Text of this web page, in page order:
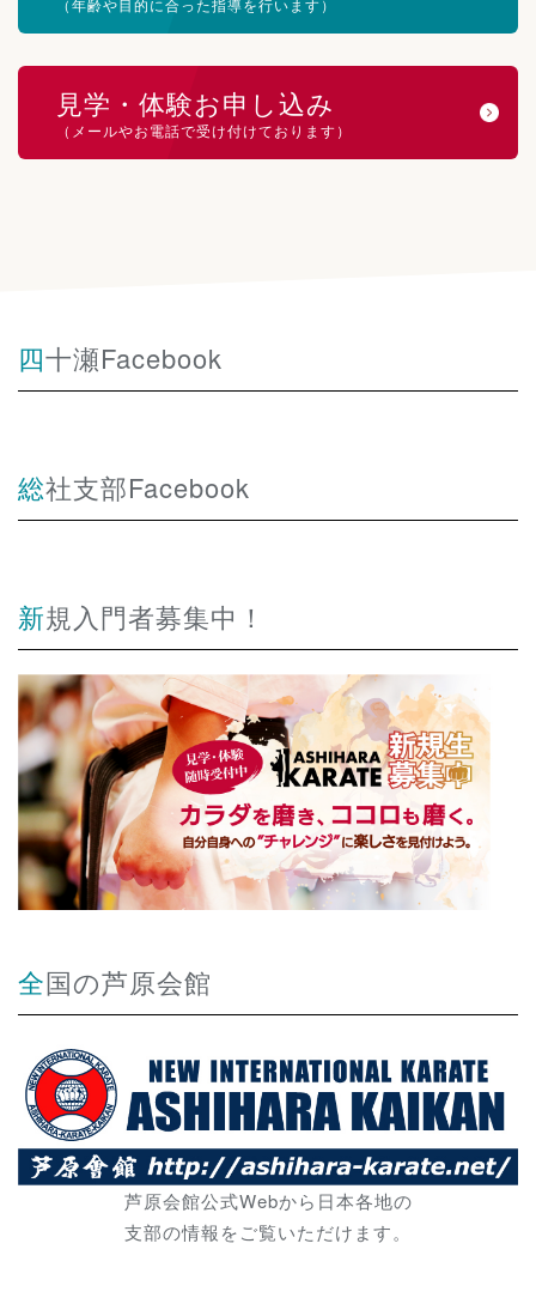
（年齢や目的に合った指導を行います）
見学・体験お申し込み
（メールやお電話で受け付けております）
四十瀬Facebook
総社支部Facebook
新規入門者募集中！
全国の芦原会館
芦原会館公式Webから日本各地の
支部の情報をご覧いただけます。